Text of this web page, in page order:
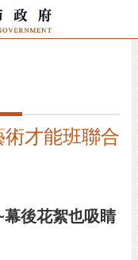
才能班聯合
幕後花絮也吸睛